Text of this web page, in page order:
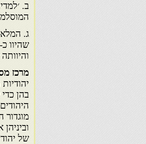
ב.
והיוותה למעלה
מרכז
בהן
מוגדור
של יהודים מבין 50 החברות שפעלו